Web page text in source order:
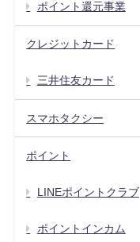
ポイント還元事業
クレジットカード
三井住友カード
スマホタクシー
ポイント
LINEポイントクラブ
ポイントインカム